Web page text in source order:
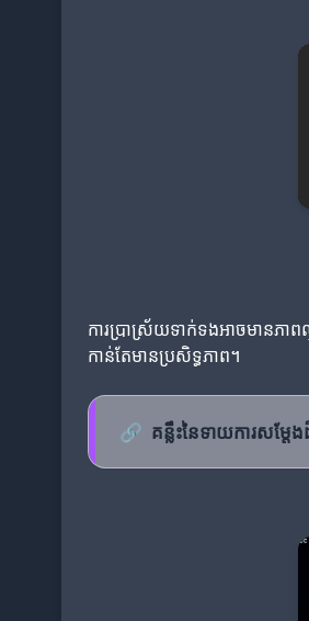
ការប្រាស្រ័យទាក់ទងអាចមានភាព
កាន់តែមានប្រសិទ្ធភាព។
🔗 គន្លឹះនៃទាយការសម្តែ